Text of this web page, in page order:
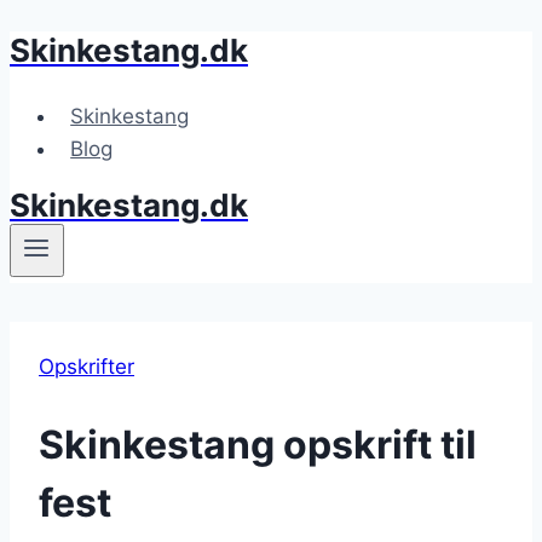
Fortsæt
indhold
Skinkestang.dk
Skinkestang
Blog
Skinkestang.dk
Opskrifter
Skinkestang opskrift til
fest